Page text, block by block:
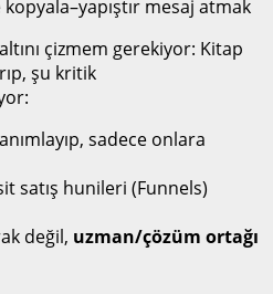
mesaj atmak
çizmem gerekiyor: Kitap
şu kritik
sadece onlara
satış hunileri (Funnels)
değil, uzman/çözüm ortağı